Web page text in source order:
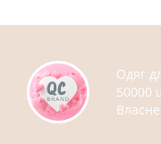
Одяг
50000